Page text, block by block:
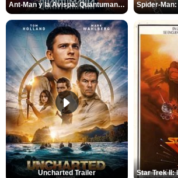
Ant-Man y la Avispa: Quantumanía Tráiler (2)
Uncharted Trailer